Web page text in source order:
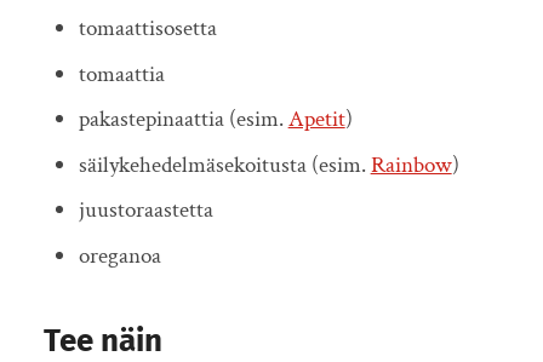
tomaattisosetta
tomaattia
pakastepinaattia (esim.Apetit)
säilykehedelmäsekoitusta (esim.Rainbow)
juustoraastetta
oreganoa
Tee näin